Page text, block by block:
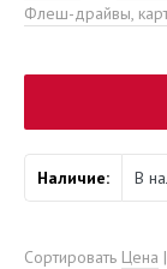
Флеш-драйвы,
Наличие: В
Сортировать Цена |